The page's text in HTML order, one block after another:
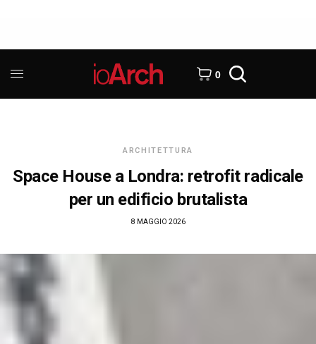
0
ARCHITETTURA
Space House a Londra: retrofit radicale
per un edificio brutalista
8 MAGGIO 2026